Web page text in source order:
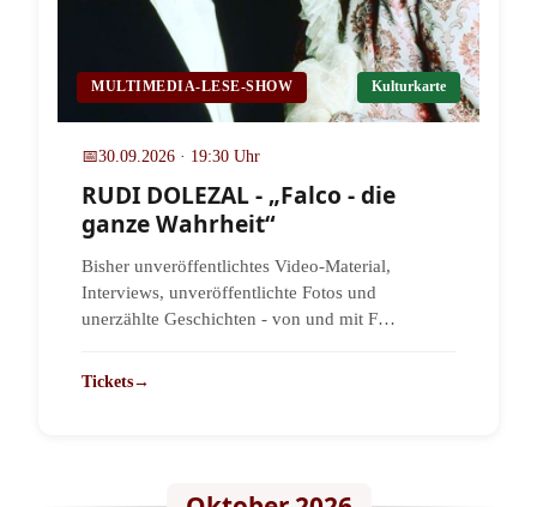
MULTIMEDIA-LESE-SHOW Kulturkarte
📅30.09.2026 · 19:30 Uhr
RUDI DOLEZAL - „Falco - die
ganze Wahrheit“
Bisher unveröffentlichtes Video-Material,
Interviews, unveröffentlichte Fotos und
unerzählte Geschichten - von und mit F…
Tickets→